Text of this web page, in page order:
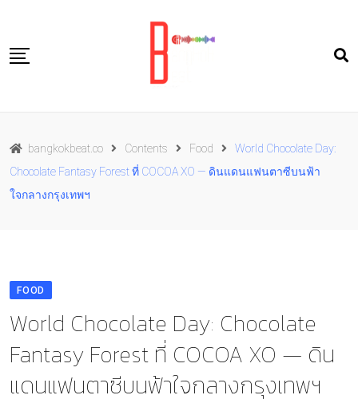
content
Food
bangkokbeat.co Contents Food
World Chocolate Day:
Chocolate Fantasy Forest ที่ COCOA XO — ดินแดนแฟนตาซีบนฟ้า
ใจกลางกรุงเทพฯ
FOOD
World Chocolate Day: Chocolate
Fantasy Forest ที่ COCOA XO — ดิน
แดนแฟนตาซีบนฟ้าใจกลางกรุงเทพฯ